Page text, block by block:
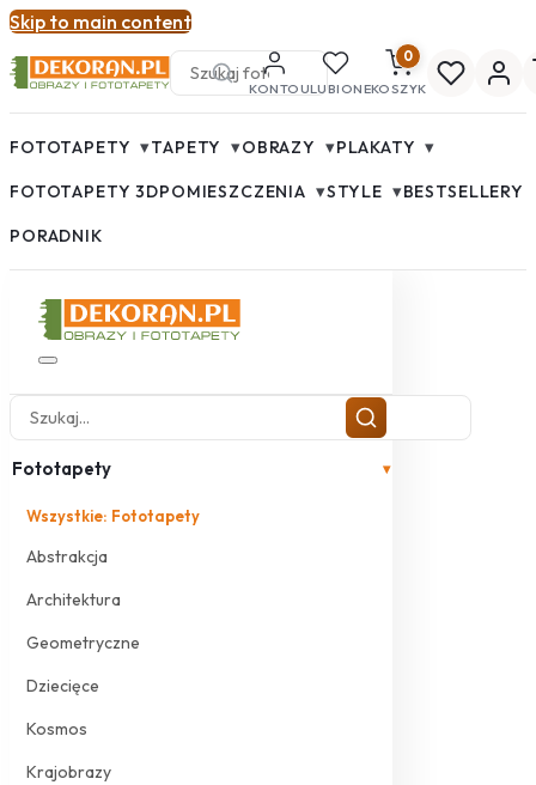
Skip to main content
KONTOULUBIONE
0
KOSZYK
FOTOTAPETY ▾TAPETY ▾OBRAZY ▾PLAKATY ▾
FOTOTAPETY 3DPOMIESZCZENIA ▾STYLE ▾BESTSELLERY
PORADNIK
Fototapety ▾
Wszystkie: Fototapety
Abstrakcja
Architektura
Geometryczne
Dziecięce
Kosmos
Krajobrazy